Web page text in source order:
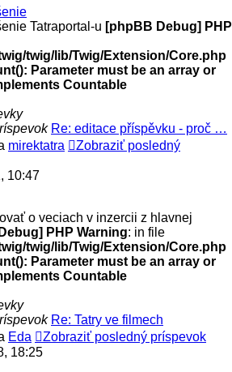
Tatraportal-u [phpBB Debug] PHP
twig/lib/Twig/Extension/Core.php
Parameter must be an array or
Countable
Re: editace příspěvku - proč …
mirektatra
Zobraziť posledný
10:47
o veciach v inzercii z hlavnej
PHP Warning: in file
twig/lib/Twig/Extension/Core.php
Parameter must be an array or
Countable
Re: Tatry ve filmech
Eda
Zobraziť posledný príspevok
18:25